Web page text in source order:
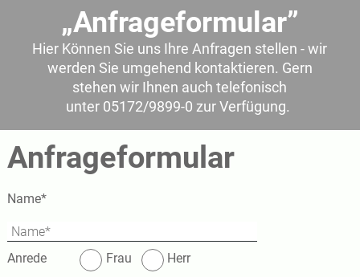
„Anfrageformular”
Hier Können Sie uns Ihre Anfragen stellen - wir
werden Sie umgehend kontaktieren. Gern
stehen wir Ihnen auch telefonisch
unter 05172/9899-0 zur Verfügung.
Anfrageformular
Pflichtfeld
Name*
Anrede Frau
Herr